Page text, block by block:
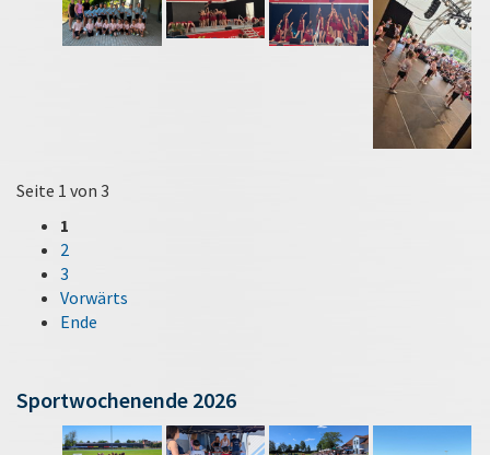
Seite 1 von 3
1
2
3
Vorwärts
Ende
Sportwochenende 2026